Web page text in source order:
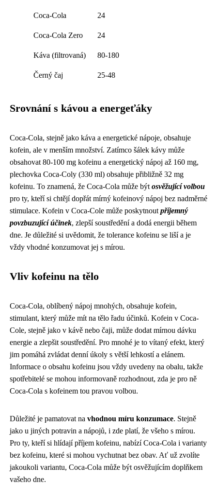
Coca-Cola 24
Coca-Cola Zero 24
Káva (filtrovaná) 80-180
Černý čaj 25-48
Srovnání s kávou a energeťáky
Coca-Cola, stejně jako káva a energetické nápoje, obsahuje
kofein, ale v menším množství. Zatímco šálek kávy může
obsahovat 80-100 mg kofeinu a energetický nápoj až 160 mg,
plechovka Coca-Coly (330 ml) obsahuje přibližně 32 mg
kofeinu. To znamená, že Coca-Cola může být osvěžující volbou
pro ty, kteří si chtějí dopřát mírný kofeinový nápoj bez nadměrné
stimulace. Kofein v Coca-Cole může poskytnout příjemný
povzbuzující účinek, zlepší soustředění a dodá energii během
dne. Je důležité si uvědomit, že tolerance kofeinu se liší a je
vždy vhodné konzumovat jej s mírou.
Vliv kofeinu na tělo
Coca-Cola, oblíbený nápoj mnohých, obsahuje kofein,
stimulant, který může mít na tělo řadu účinků. Kofein v Coca-
Cole, stejně jako v kávě nebo čaji, může dodat mírnou dávku
energie a zlepšit soustředění. Pro mnohé je to vítaný efekt, který
jim pomáhá zvládat denní úkoly s větší lehkostí a elánem.
Informace o obsahu kofeinu jsou vždy uvedeny na obalu, takže
spotřebitelé se mohou informovaně rozhodnout, zda je pro ně
Coca-Cola s kofeinem tou pravou volbou.
Důležité je pamatovat na vhodnou míru konzumace. Stejně
jako u jiných potravin a nápojů, i zde platí, že všeho s mírou.
Pro ty, kteří si hlídají příjem kofeinu, nabízí Coca-Cola i varianty
bez kofeinu, které si mohou vychutnat bez obav. Ať už zvolíte
jakoukoli variantu, Coca-Cola může být osvěžujícím doplňkem
vašeho dne.